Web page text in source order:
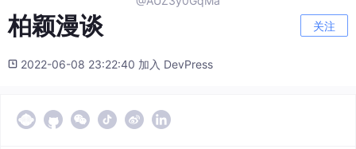
柏颖漫谈 关注
2022-06-08 23:22:40 加入 DevPress